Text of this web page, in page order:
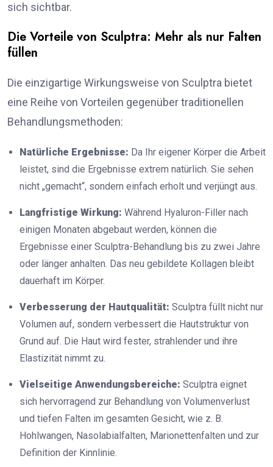
sich sichtbar.
Die Vorteile von Sculptra: Mehr als nur Falten
füllen
Die einzigartige Wirkungsweise von Sculptra bietet
eine Reihe von Vorteilen gegenüber traditionellen
Behandlungsmethoden:
Natürliche Ergebnisse: Da Ihr eigener Körper die Arbeit
leistet, sind die Ergebnisse extrem natürlich. Sie sehen
nicht „gemacht“, sondern einfach erholt und verjüngt aus.
Langfristige Wirkung: Während Hyaluron-Filler nach
einigen Monaten abgebaut werden, können die
Ergebnisse einer Sculptra-Behandlung bis zu zwei Jahre
oder länger anhalten. Das neu gebildete Kollagen bleibt
dauerhaft im Körper.
Verbesserung der Hautqualität: Sculptra füllt nicht nur
Volumen auf, sondern verbessert die Hautstruktur von
Grund auf. Die Haut wird fester, strahlender und ihre
Elastizität nimmt zu.
Vielseitige Anwendungsbereiche: Sculptra eignet
sich hervorragend zur Behandlung von Volumenverlust
und tiefen Falten im gesamten Gesicht, wie z. B.
Hohlwangen, Nasolabialfalten, Marionettenfalten und zur
Definition der Kinnlinie.